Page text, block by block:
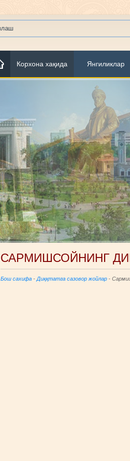
Корхона хақида Янгиликлар
САРМИШСОЙНИНГ
Бош сахифа - Диққтатга сазовор жойлар -